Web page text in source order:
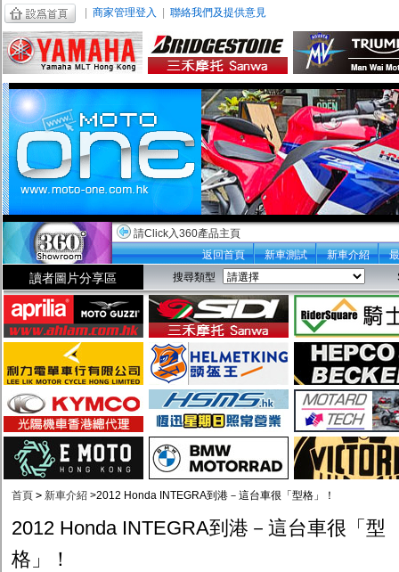
商家管理登入 聯絡我們及提供意見
請Click入360產品主頁
返回首頁
新車測試 新車介紹
讀者圖片分享區 搜尋類型
首頁 > 新車介紹 >2012 Honda INTEGRA到港－這台車很「型格」！
2012 Honda INTEGRA到港－這台車很「型
格」！